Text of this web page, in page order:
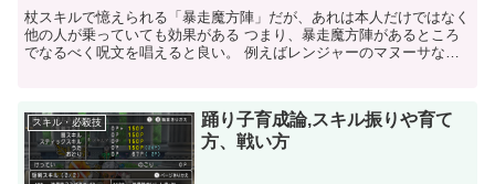
杖スキルで憶えられる「暴走魔方陣」だが、あれは本人だけではなく
他の人が乗っていても効果がある つまり、暴走魔方陣があるところ
でなるべく呪文を唱えると良い。 例えばレンジャーのマヌーサな
スキル・必殺技
踊り子育成論,スキル振りや育て
方、戦い方